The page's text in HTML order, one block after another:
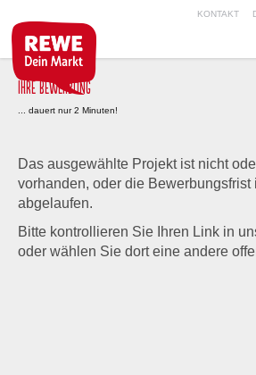
KONTAKT
IHRE BEWERBUNG
... dauert nur 2 Minuten!
Das ausgewählte Projekt ist nicht
vorhanden, oder die Bewerbungsfrist
abgelaufen.
Bitte kontrollieren Sie Ihren Link in
oder wählen Sie dort eine andere